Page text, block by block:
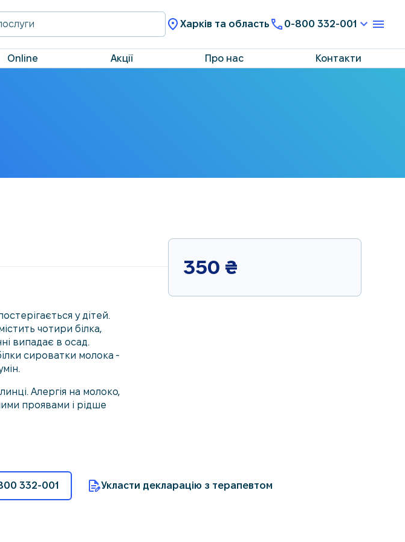
Харків та область 0-800 332-001
Online Акції Про нас Контакти
у дітей.
чотири білка,
випадає в осад.
сироватки молока -
Алергія на молоко,
проявами і рідше
350 ₴
332-001 Укласти декларацію з терапевтом